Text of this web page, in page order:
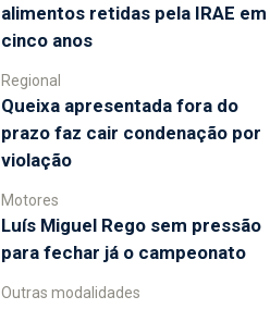
alimentos retidas pela IRAE em
cinco anos
Regional
Queixa apresentada fora do
prazo faz cair condenação por
violação
Motores
Luís Miguel Rego sem pressão
para fechar já o campeonato
Outras modalidades